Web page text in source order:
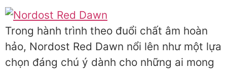
Trong hành trình theo đuổi chất âm hoàn
hảo, Nordost Red Dawn nổi lên như một lựa
chọn đáng chú ý dành cho những ai mong